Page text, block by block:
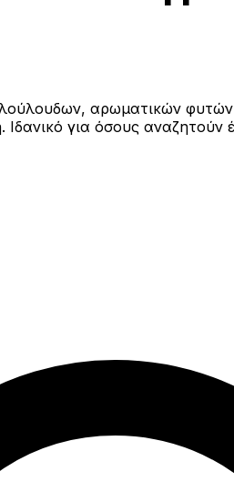
αρωματικών
για όσους αναζητούν